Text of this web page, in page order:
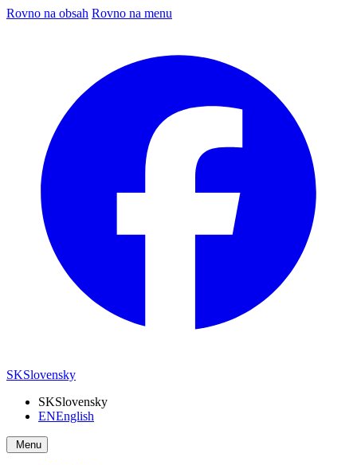
Rovno na obsah Rovno na menu
SKSlovensky
SKSlovensky
ENEnglish
Menu